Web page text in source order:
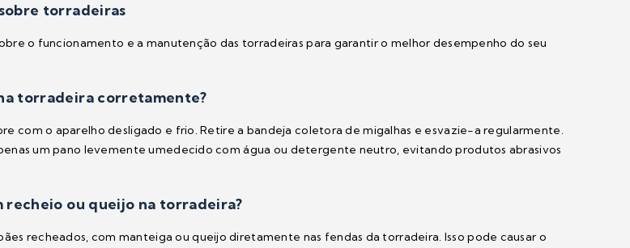
torradeiras
o funcionamento e a manutenção das torradeiras para garantir o melhor desempenho do seu
torradeira corretamente?
com o aparelho desligado e frio. Retire a bandeja coletora de migalhas e esvazie-a regularmente.
um pano levemente umedecido com água ou detergente neutro, evitando produtos abrasivos
recheio ou queijo na torradeira?
recheados, com manteiga ou queijo diretamente nas fendas da torradeira. Isso pode causar o